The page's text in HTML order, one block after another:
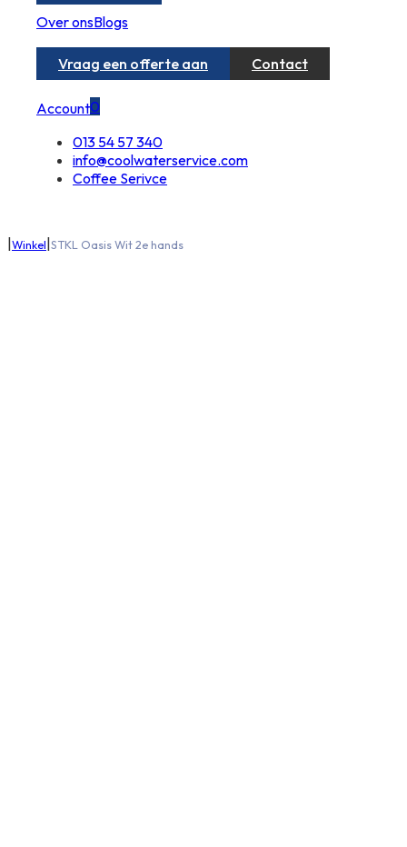
Over onsBlogs
Vraag een offerte aan Contact
Account0
013 54 57 340
info@coolwaterservice.com
Coffee Serivce
|Winkel|STKL Oasis Wit 2e hands